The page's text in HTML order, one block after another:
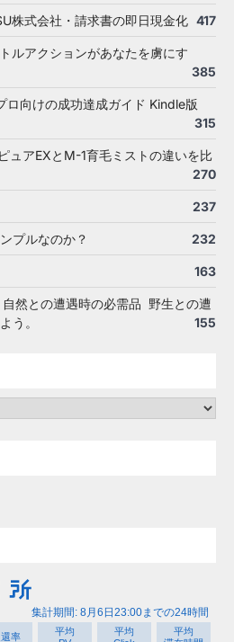
株式会社・請求書の即日現金化 417
ルアクションがあなたを虜にす
385
ロ向けの成功達成ガイド Kindle版
315
ュアEXとM-1育毛ミストの違いを比
270
237
プルなのか？ 232
163
然との遭遇時の必需品 野生との遭
う。
155